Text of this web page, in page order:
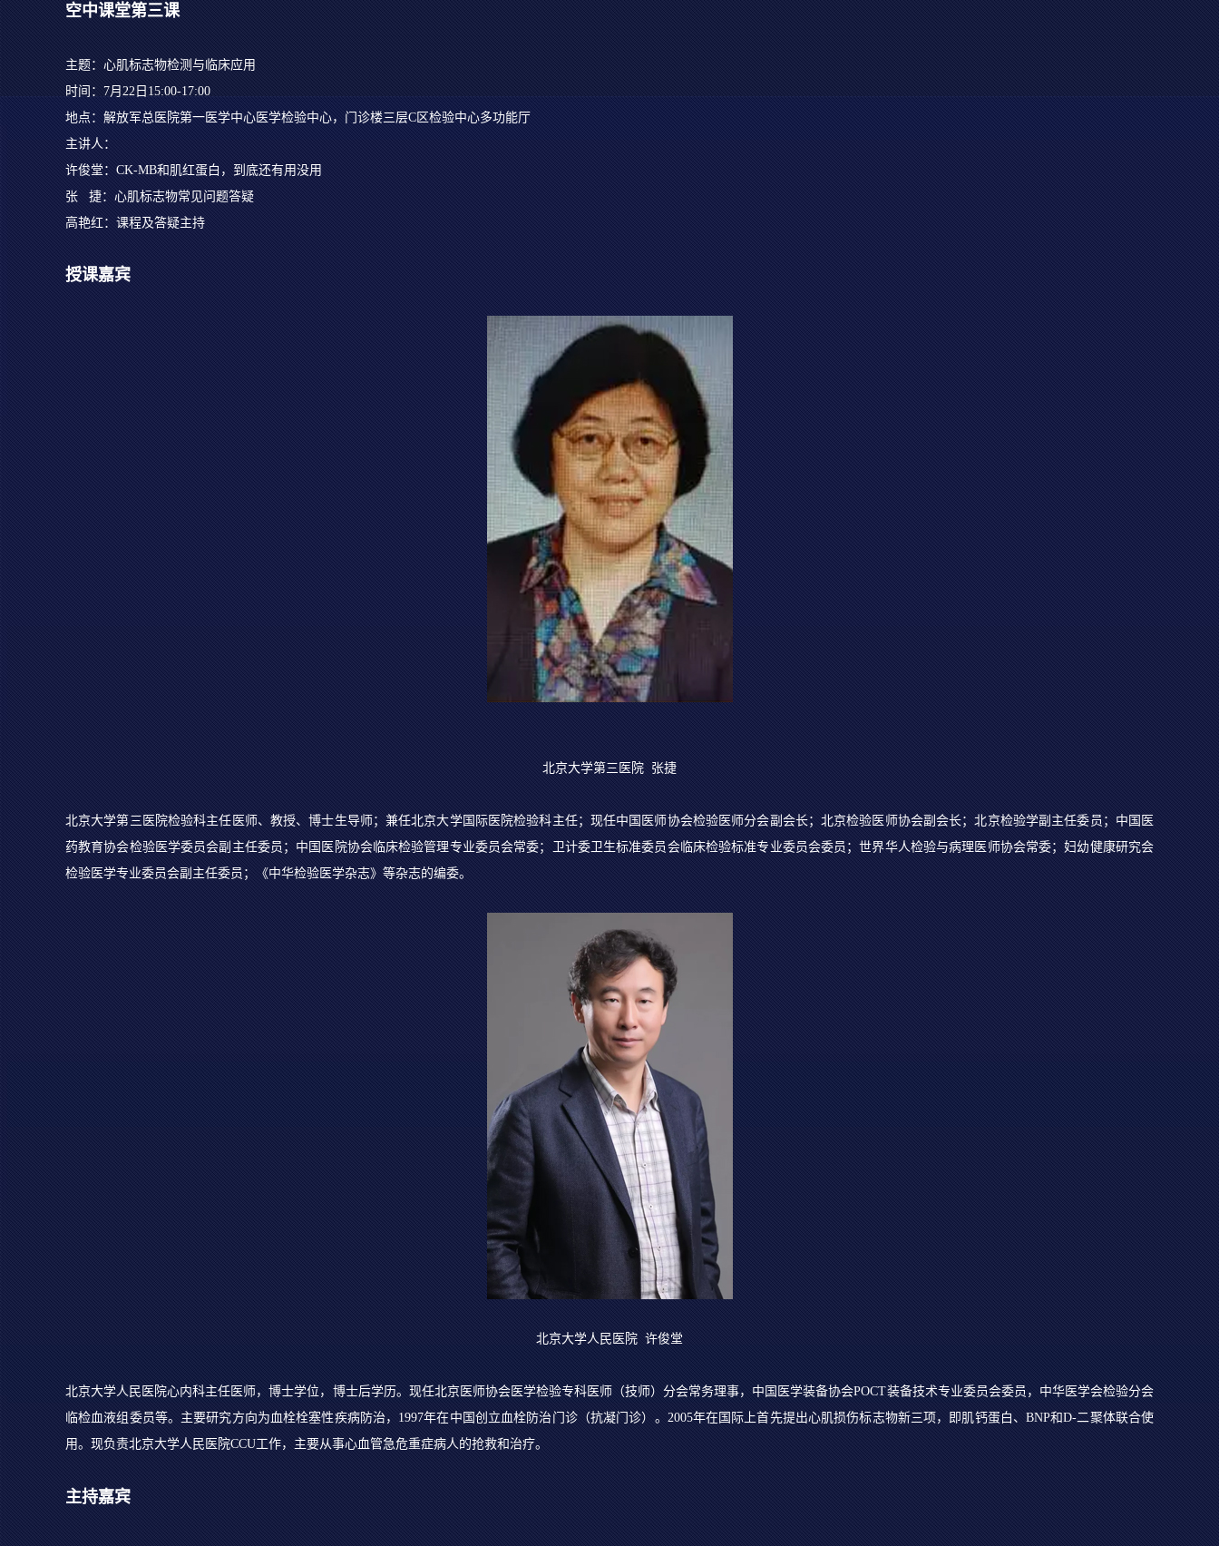
空中课堂第三课
主题：心肌标志物检测与临床应用
时间：7月22日15:00-17:00
地点：解放军总医院第一医学中心医学检验中心，门诊楼三层C区检验中心多功能厅
主讲人：
许俊堂：CK-MB和肌红蛋白，到底还有用没用
张 捷：心肌标志物常见问题答疑
高艳红：课程及答疑主持
授课嘉宾
北京大学第三医院 张捷
北京大学第三医院检验科主任医师、教授、博士生导师；兼任北京大学国际医院检验科主任；现任中国医师协会检验医师分会副会长；北京检验医师协会副会长；北京检验学副主任委员；中国医
药教育协会检验医学委员会副主任委员；中国医院协会临床检验管理专业委员会常委；卫计委卫生标准委员会临床检验标准专业委员会委员；世界华人检验与病理医师协会常委；妇幼健康研究会
检验医学专业委员会副主任委员；《中华检验医学杂志》等杂志的编委。
北京大学人民医院 许俊堂
北京大学人民医院心内科主任医师，博士学位，博士后学历。现任北京医师协会医学检验专科医师（技师）分会常务理事，中国医学装备协会POCT装备技术专业委员会委员，中华医学会检验分会
临检血液组委员等。主要研究方向为血栓栓塞性疾病防治，1997年在中国创立血栓防治门诊（抗凝门诊）。2005年在国际上首先提出心肌损伤标志物新三项，即肌钙蛋白、BNP和D-二聚体联合使
用。现负责北京大学人民医院CCU工作，主要从事心血管急危重症病人的抢救和治疗。
主持嘉宾